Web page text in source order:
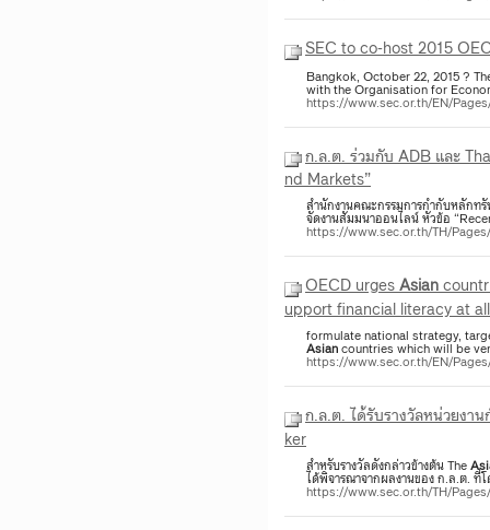
SEC to co-host 2015
Bangkok, October 22, 2015 ?
with the Organisation for
https://www.sec.or.th/EN/
ก.ล.ต. ร่วมกับ ADB และ
nd Markets”
สำนักงานคณะกรรมการกำกับหลักท
จัดงานสัมมนาออนไลน์ หัวข้อ
https://www.sec.or.th/TH/
OECD urgesAsian
upport financial literacy at
formulate national strategy,
Asiancountries which will be
https://www.sec.or.th/EN/
ก.ล.ต. ได้รับรางวัลหน่วยงา
ker
สำหรับรางวัลดังกล่าวข้างต้น The
ได้พิจารณาจากผลงานของ ก.ล.ต. ที่
https://www.sec.or.th/TH/